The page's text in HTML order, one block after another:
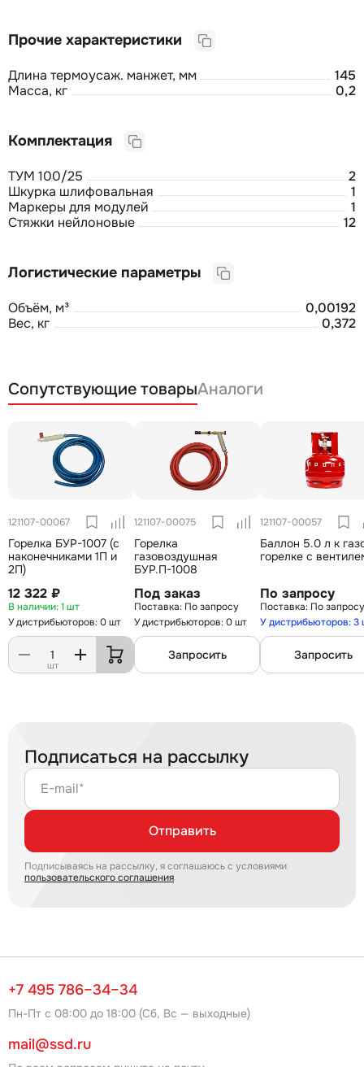
Прочие характеристики
Длина термоусаж. манжет, мм
145
Масса, кг
0,2
Комплектация
ТУМ 100/25
2
Шкурка шлифовальная
1
Маркеры для модулей
1
Стяжки нейлоновые
12
Логистические параметры
Объём, м³
0,00192
Вес, кг
0,372
Сопутствующие товарыАналоги
121107-00067
Горелка БУР-1007 (с
наконечниками 1П и
2П)
12 322 ₽
1 шт
У дистрибьюторов: 0 шт
шт
121107-00075
Горелка
газовоздушная
БУР.П-1008
Под заказ
По запросу
У дистрибьюторов: 0 шт
Запросить
121107-00057
Баллон 5.0 л к
горелке с
По запросу
По запросу
У дистрибьюторов: 3
Запросить
Подписаться на рассылку
E-mail*
Отправить
Подписываясь на рассылку, я соглашаюсь с условиями
пользовательского соглашения
+7 495 786–34–34
Пн-Пт с 08:00 до 18:00 (Сб, Вс — выходные)
mail@ssd.ru